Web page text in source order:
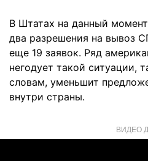
В Штатах на данный
два разрешения на вывоз
еще 19 заявок. Ряд
негодует такой ситуации,
словам, уменьшит
внутри страны.
ВИДЕО